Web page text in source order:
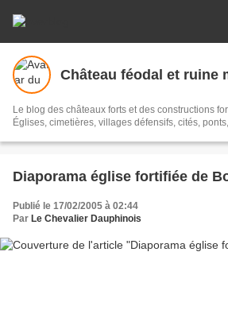
Château féodal et ruine
Le blog des châteaux forts et des constructions
Églises, cimetières, villages défensifs, cités,
Diaporama église fortifiée de
Publié le 17/02/2005 à 02:44
Par Le Chevalier Dauphinois